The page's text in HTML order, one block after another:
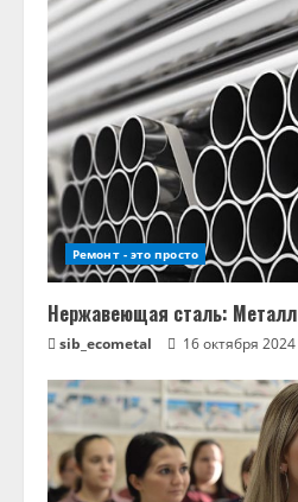
Ремонт - это просто
Нержавеющая сталь:
sib_ecometal 16 октября 2024